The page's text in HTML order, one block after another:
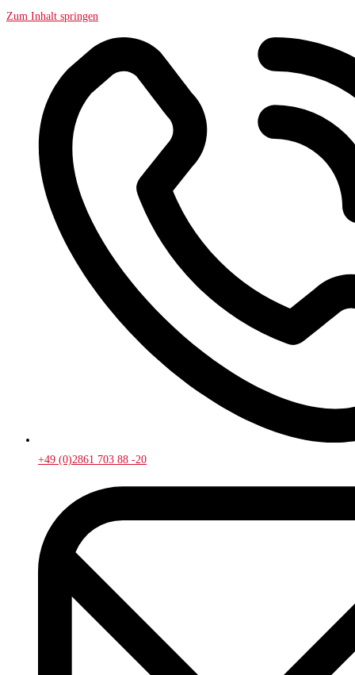
Zum Inhalt springen
+49 (0)2861 703 88 -20